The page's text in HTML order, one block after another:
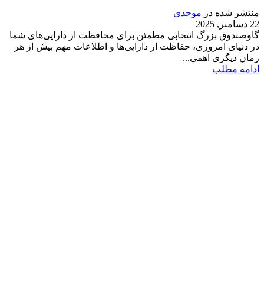
منتشر شده در موحدی
22 دسامبر, 2025
گاوصندوق بزرگ انتخابی مطمئن برای محافظت از دارایی‌های شما
در دنیای امروزی، حفاظت از دارایی‌ها و اطلاعات مهم بیش از هر
زمان دیگری اهمی...
ادامه مطلب